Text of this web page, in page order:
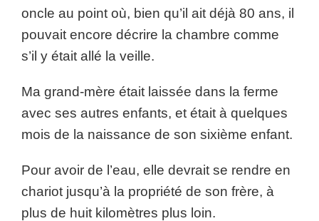
oncle au point où, bien qu’il ait déjà 80 ans, il
pouvait encore décrire la chambre comme
s’il y était allé la veille.
Ma grand-mère était laissée dans la ferme
avec ses autres enfants, et était à quelques
mois de la naissance de son sixième enfant.
Pour avoir de l’eau, elle devrait se rendre en
chariot jusqu’à la propriété de son frère, à
plus de huit kilomètres plus loin.